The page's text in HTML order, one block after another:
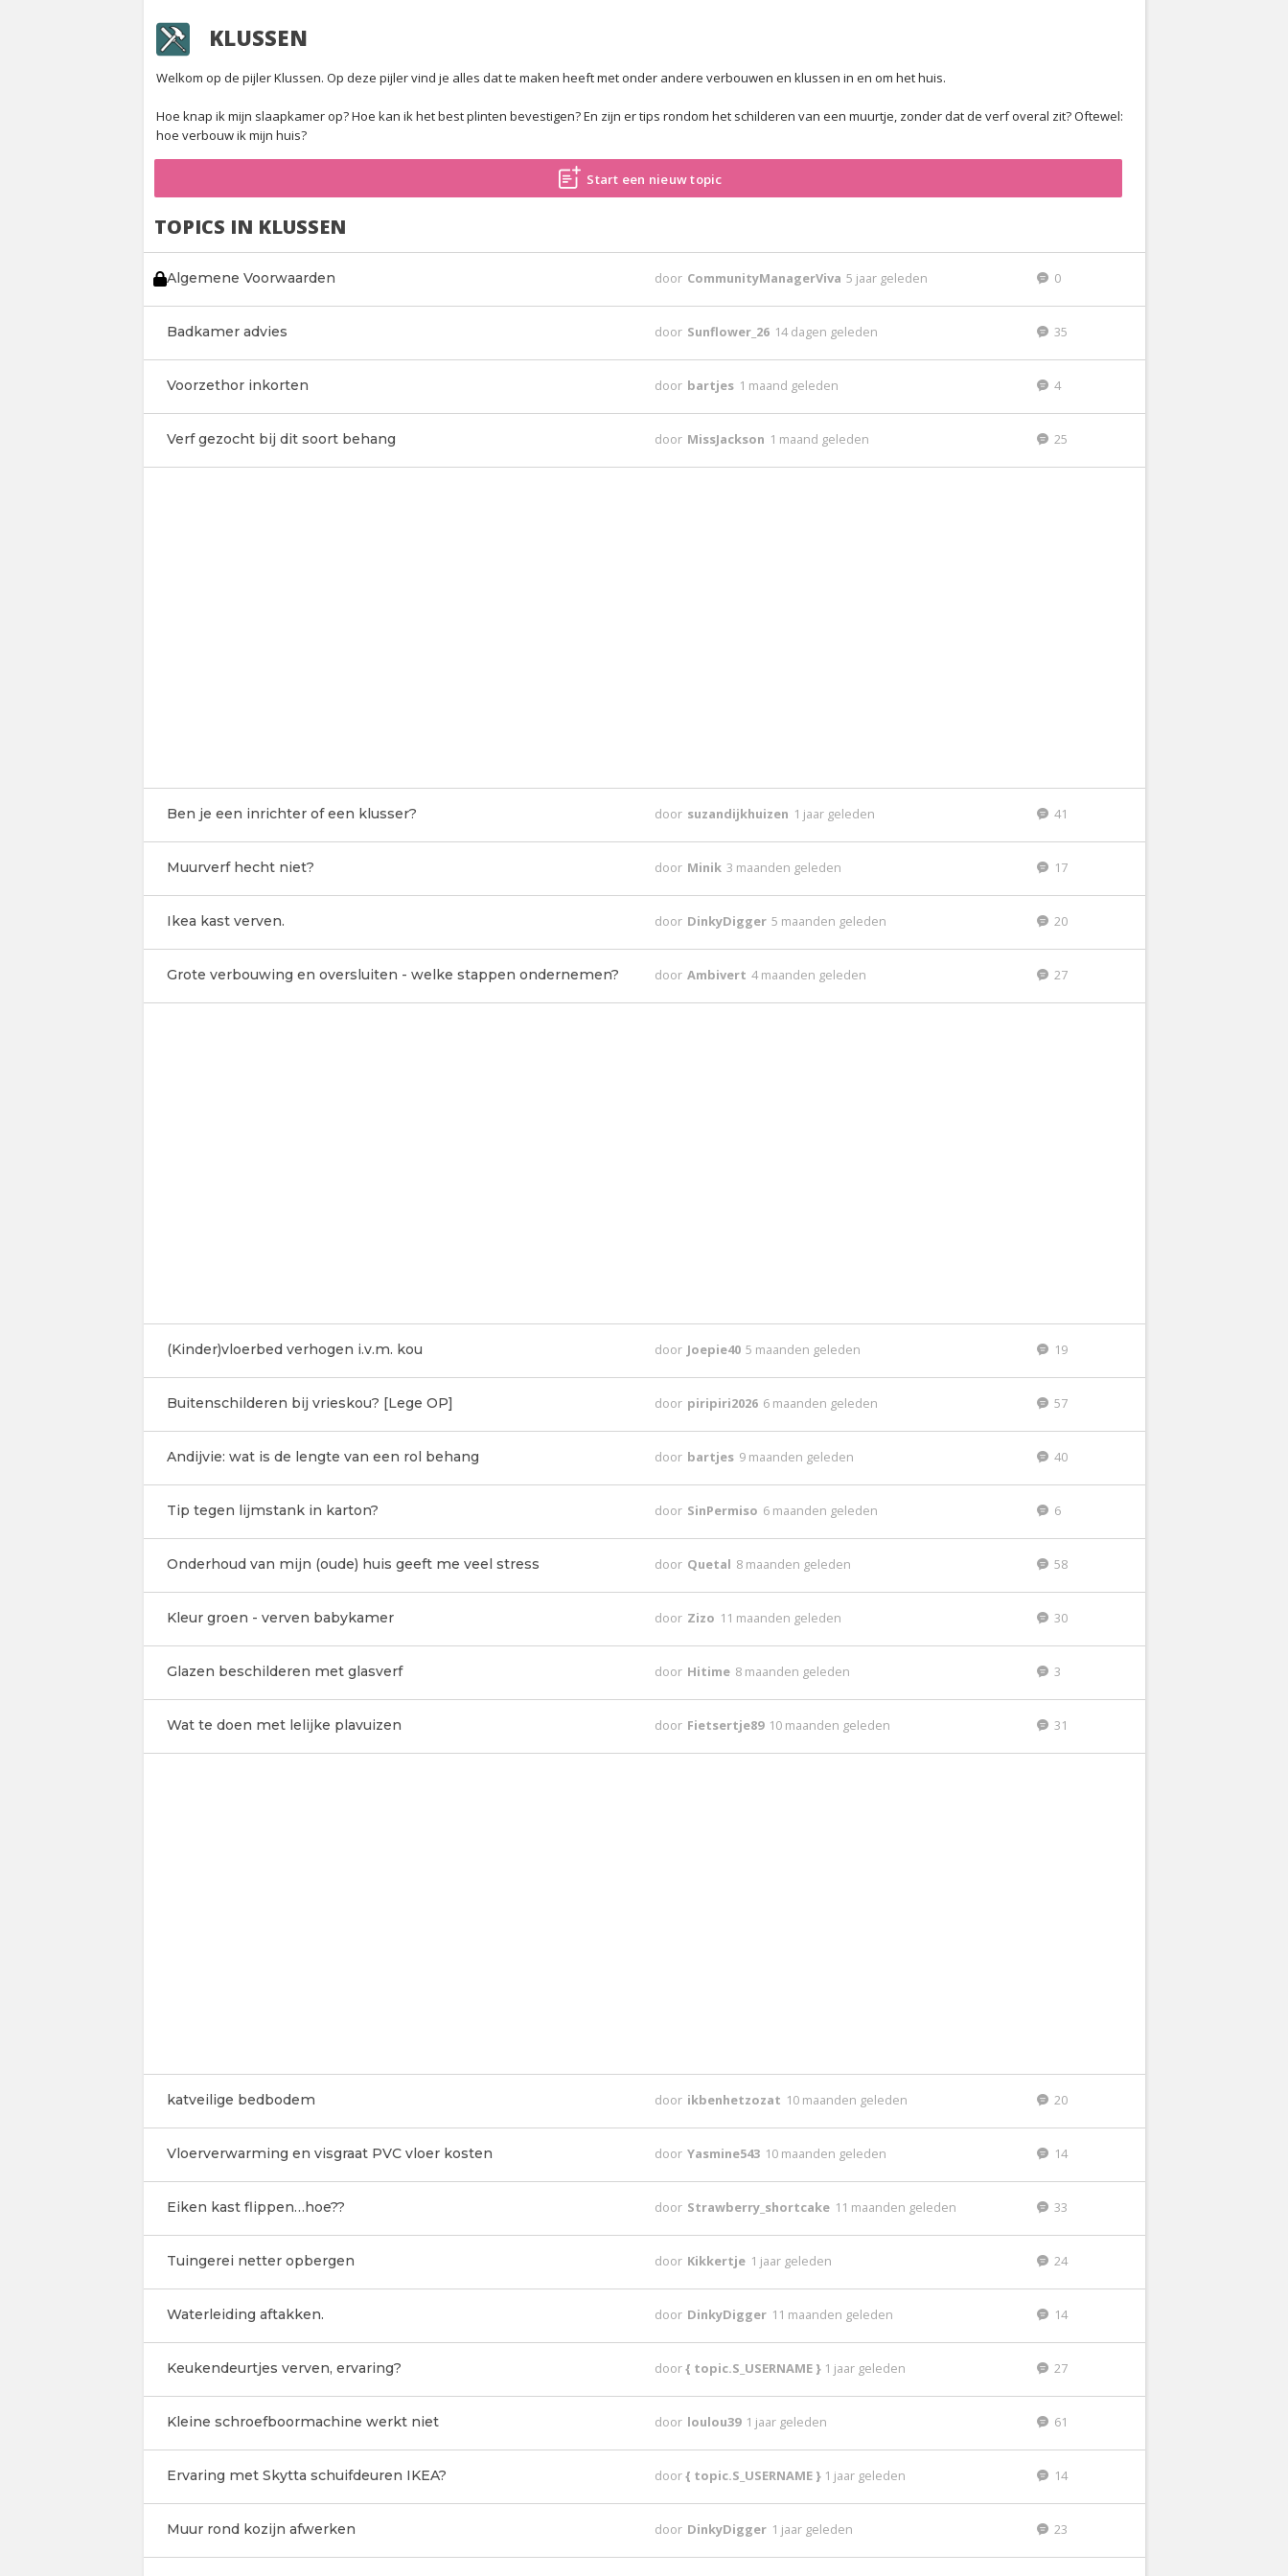
KLUSSEN
Welkom op de pijler Klussen. Op deze pijler vind je alles dat te maken heeft met onder andere verbouwen en klussen in en om het huis.
Hoe knap ik mijn slaapkamer op? Hoe kan ik het best plinten bevestigen? En zijn er tips rondom het schilderen van een muurtje, zonder dat de verf overal zit? Oftewel:
hoe verbouw ik mijn huis?
Start een nieuw topic
TOPICS IN KLUSSEN
Algemene Voorwaarden door CommunityManagerViva 5 jaar geleden 0
Badkamer advies door Sunflower_26 14 dagen geleden 35
Voorzethor inkorten door bartjes 1 maand geleden 4
Verf gezocht bij dit soort behang door MissJackson 1 maand geleden 25
Ben je een inrichter of een klusser? door suzandijkhuizen 1 jaar geleden 41
Muurverf hecht niet? door Minik 3 maanden geleden 17
Ikea kast verven. door DinkyDigger 5 maanden geleden 20
Grote verbouwing en oversluiten - welke stappen ondernemen? door Ambivert 4 maanden geleden 27
(Kinder)vloerbed verhogen i.v.m. kou door Joepie40 5 maanden geleden 19
Buitenschilderen bij vrieskou? [Lege OP] door piripiri2026 6 maanden geleden 57
Andijvie: wat is de lengte van een rol behang door bartjes 9 maanden geleden 40
Tip tegen lijmstank in karton? door SinPermiso 6 maanden geleden 6
Onderhoud van mijn (oude) huis geeft me veel stress door Quetal 8 maanden geleden 58
Kleur groen - verven babykamer door Zizo 11 maanden geleden 30
Glazen beschilderen met glasverf door Hitime 8 maanden geleden 3
Wat te doen met lelijke plavuizen door Fietsertje89 10 maanden geleden 31
katveilige bedbodem door ikbenhetzozat 10 maanden geleden 20
Vloerverwarming en visgraat PVC vloer kosten door Yasmine543 10 maanden geleden 14
Eiken kast flippen…hoe?? door Strawberry_shortcake 11 maanden geleden 33
Tuingerei netter opbergen door Kikkertje 1 jaar geleden 24
Waterleiding aftakken. door DinkyDigger 11 maanden geleden 14
Keukendeurtjes verven, ervaring? door{ topic.S_USERNAME } 1 jaar geleden 27
Kleine schroefboormachine werkt niet door loulou39 1 jaar geleden 61
Ervaring met Skytta schuifdeuren IKEA? door{ topic.S_USERNAME } 1 jaar geleden 14
Muur rond kozijn afwerken door DinkyDigger 1 jaar geleden 23